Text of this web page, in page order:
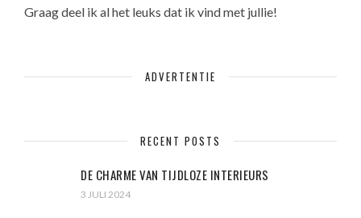
Graag deel ik al het leuks dat ik vind met jullie!
ADVERTENTIE
RECENT POSTS
DE CHARME VAN TIJDLOZE INTERIEURS
3 JULI 2024